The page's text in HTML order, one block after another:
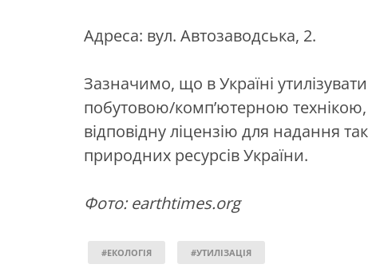
Адреса: вул. Автозаводська, 2.
Зазначимо, що в Україні
побутовою/комп’ютерною
відповідну ліцензію для надання
природних ресурсів України.
Фото: earthtimes.org
#ЕКОЛОГІЯ #УТИЛІЗАЦІЯ